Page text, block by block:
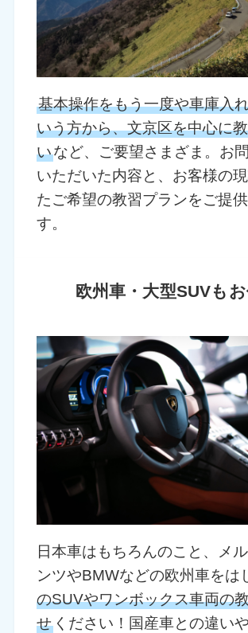
基本操作をもう一度や車庫入
いう方から、文京区を中心に
いなど、ご要望さまざま。お
いただいた内容と、お客様の
たご希望の教習プランをご提
す。
欧州車・大型SUVも
日本車はもちろんのこと、メ
ンツやBMWなどの欧州車をは
のSUVやワンボックス車両の
せ ください！国産車との違い